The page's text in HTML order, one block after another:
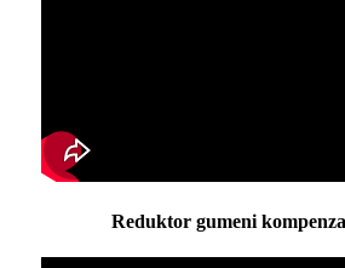
Reduktor gumeni